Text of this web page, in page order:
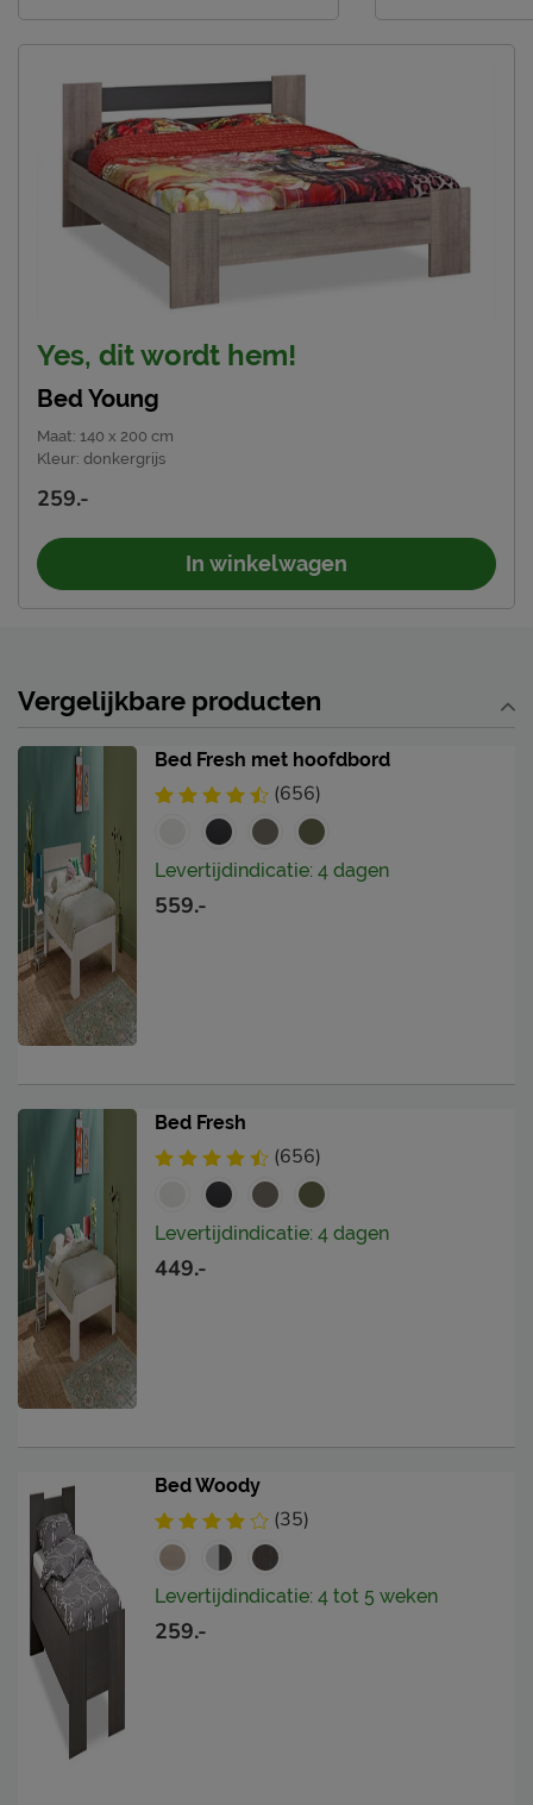
Yes, dit wordt hem!
Bed Young
Maat: 140 x 200 cm
Kleur: donkergrijs
259.-
In winkelwagen
Vergelijkbare producten
Bed Fresh met hoofdbord
(656)
Levertijdindicatie: 4 dagen
559.-
Bed Fresh
(656)
Levertijdindicatie: 4 dagen
449.-
Bed Woody
(35)
Levertijdindicatie: 4 tot 5 weken
259.-